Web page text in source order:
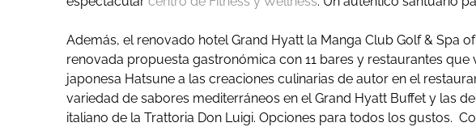
Además, el renovado hotel Grand Hyatt la Manga Club Golf & Spa
renovada propuesta gastronómica con 11 bares y restaurantes
japonesa Hatsune a las creaciones culinarias de autor en el
variedad de sabores mediterráneos en el Grand Hyatt Buffet y las
italiano de la Trattoria Don Luigi. Opciones para todos los gustos.